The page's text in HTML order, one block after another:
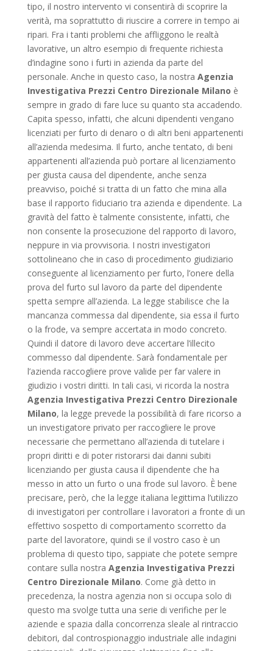
tipo, il nostro intervento vi consentirà di scoprire la
verità, ma soprattutto di riuscire a correre in tempo ai
ripari. Fra i tanti problemi che affliggono le realtà
lavorative, un altro esempio di frequente richiesta
d’indagine sono i furti in azienda da parte del
personale. Anche in questo caso, la nostra Agenzia
Investigativa Prezzi Centro Direzionale Milano è
sempre in grado di fare luce su quanto sta accadendo.
Capita spesso, infatti, che alcuni dipendenti vengano
licenziati per furto di denaro o di altri beni appartenenti
all’azienda medesima. Il furto, anche tentato, di beni
appartenenti all’azienda può portare al licenziamento
per giusta causa del dipendente, anche senza
preavviso, poiché si tratta di un fatto che mina alla
base il rapporto fiduciario tra azienda e dipendente. La
gravità del fatto è talmente consistente, infatti, che
non consente la prosecuzione del rapporto di lavoro,
neppure in via provvisoria. I nostri investigatori
sottolineano che in caso di procedimento giudiziario
conseguente al licenziamento per furto, l’onere della
prova del furto sul lavoro da parte del dipendente
spetta sempre all’azienda. La legge stabilisce che la
mancanza commessa dal dipendente, sia essa il furto
o la frode, va sempre accertata in modo concreto.
Quindi il datore di lavoro deve accertare l’illecito
commesso dal dipendente. Sarà fondamentale per
l’azienda raccogliere prove valide per far valere in
giudizio i vostri diritti. In tali casi, vi ricorda la nostra
Agenzia Investigativa Prezzi Centro Direzionale
Milano, la legge prevede la possibilità di fare ricorso a
un investigatore privato per raccogliere le prove
necessarie che permettano all’azienda di tutelare i
propri diritti e di poter ristorarsi dai danni subiti
licenziando per giusta causa il dipendente che ha
messo in atto un furto o una frode sul lavoro. È bene
precisare, però, che la legge italiana legittima l’utilizzo
di investigatori per controllare i lavoratori a fronte di un
effettivo sospetto di comportamento scorretto da
parte del lavoratore, quindi se il vostro caso è un
problema di questo tipo, sappiate che potete sempre
contare sulla nostra Agenzia Investigativa Prezzi
Centro Direzionale Milano. Come già detto in
precedenza, la nostra agenzia non si occupa solo di
questo ma svolge tutta una serie di verifiche per le
aziende e spazia dalla concorrenza sleale al rintraccio
debitori, dal controspionaggio industriale alle indagini